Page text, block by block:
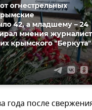
огнестрельных
42, а младшему – 24
мнения
крымского
года после